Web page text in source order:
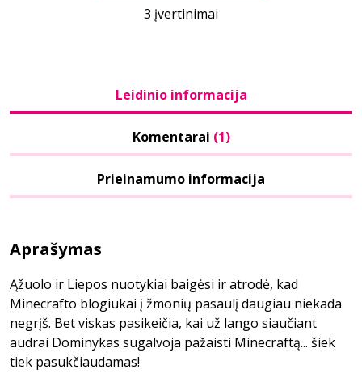
3 įvertinimai
Leidinio informacija
Komentarai (1)
Prieinamumo informacija
Aprašymas
Ąžuolo ir Liepos nuotykiai baigėsi ir atrodė, kad
Minecrafto blogiukai į žmonių pasaulį daugiau niekada
negrįš. Bet viskas pasikeičia, kai už lango siaučiant
audrai Dominykas sugalvoja pažaisti Minecraftą... šiek
tiek pasukčiaudamas!